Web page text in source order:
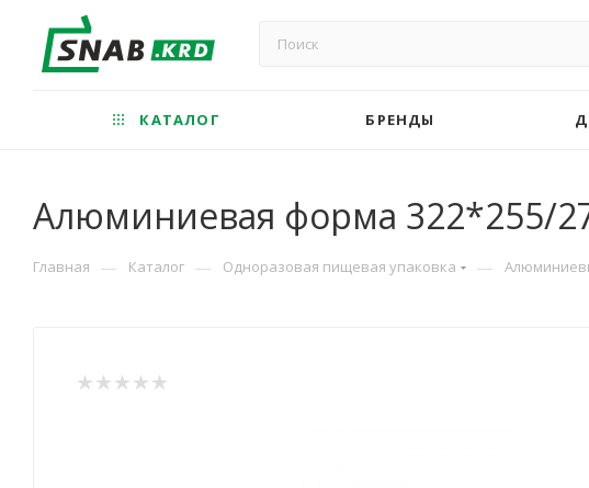
КАТАЛОГ БРЕНДЫ
Алюминиевая форма 322*255/
Главная — Каталог — Одноразовая пищевая упаковка —